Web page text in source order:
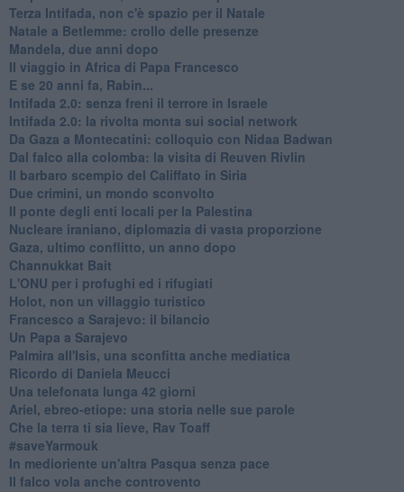
Terza Intifada, non c'è spazio per il Natale
Natale a Betlemme: crollo delle presenze
Mandela, due anni dopo
Il viaggio in Africa di Papa Francesco
E se 20 anni fa, Rabin...
Intifada 2.0: senza freni il terrore in Israele
Intifada 2.0: la rivolta monta sui social network
Da Gaza a Montecatini: colloquio con Nidaa Badwan
Dal falco alla colomba: la visita di Reuven Rivlin
Il barbaro scempio del Califfato in Siria
Due crimini, un mondo sconvolto
Il ponte degli enti locali per la Palestina
Nucleare iraniano, diplomazia di vasta proporzione
Gaza, ultimo conflitto, un anno dopo
Channukkat Bait
L'ONU per i profughi ed i rifugiati
Holot, non un villaggio turistico
Francesco a Sarajevo: il bilancio
Un Papa a Sarajevo
Palmira all'Isis, una sconfitta anche mediatica
Ricordo di Daniela Meucci
​Una telefonata lunga 42 giorni
​Ariel, ebreo-etiope: una storia nelle sue parole
Che la terra ti sia lieve, Rav Toaff
​#saveYarmouk
​In medioriente un'altra Pasqua senza pace
​Il falco vola anche controvento